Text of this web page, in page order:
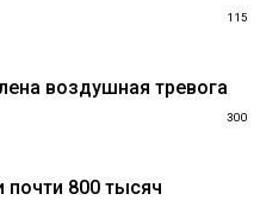
115
воздушная тревога
300
почти 800 тысяч